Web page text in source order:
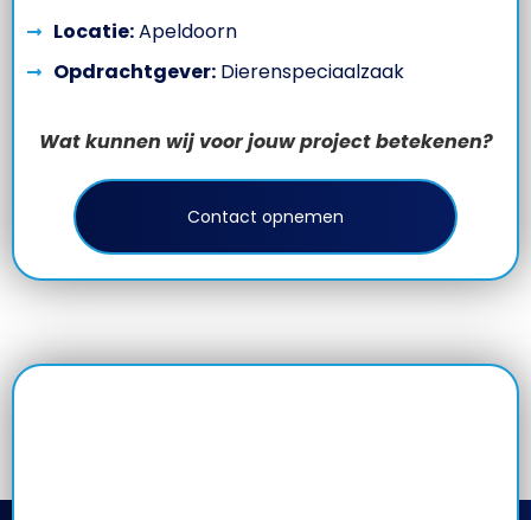
Locatie:Apeldoorn
Opdrachtgever:Dierenspeciaalzaak
Wat kunnen wij voor jouw project betekenen?
Contact opnemen